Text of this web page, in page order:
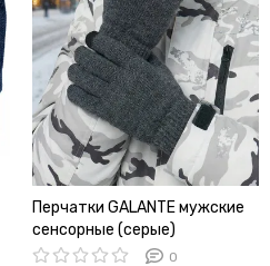
Перчатки GALANTE мужские
сенсорные (серые)
0